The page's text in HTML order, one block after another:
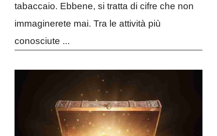
tabaccaio. Ebbene, si tratta di cifre che non
immaginerete mai. Tra le attività più
conosciute ...